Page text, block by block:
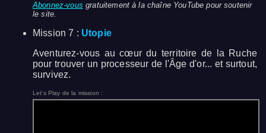
Abonnez-vous gratuitement à la chaîne YouTube pour soutenir
le site.
Mission 7 : Utopie
Aventurez-vous au cœur du territoire de la Ruche
pour trouver un processeur de l'Âge d'or... et surtout,
survivez.
Let's Play de la mission :